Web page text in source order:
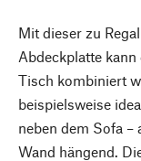
Mit dieser zu
Abdeckplatte
Tisch kombiniert
beispielsweise
neben dem Sofa –
Wand hängend.